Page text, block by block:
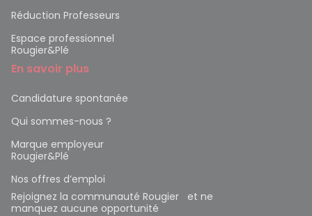
Réduction Professeurs
Espace professionnel
Rougier&Plé
En savoir plus
Candidature spontanée
Qui sommes-nous ?
Marque employeur
Rougier&Plé
Nos offres d’emploi
Rejoignez la communauté Rougier et ne
manquez aucune opportunité